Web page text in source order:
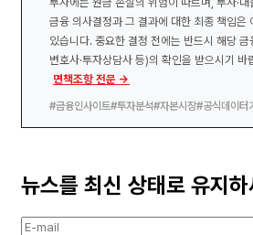
금융 의사결정과 그 결과에 대한 최종 책임은
있습니다. 중요한 결정 전에는 반드시 해당 금
변호사·투자상담사 등)의 확인을 받으시기 바
면책조항 전문 →
#금융인사이트#투자분석#자본시장#공식데이터
뉴스를 최신 상태로 유지